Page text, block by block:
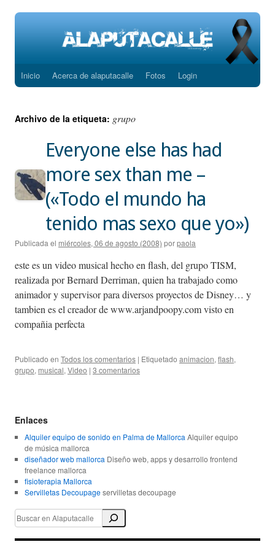
Saltar
contenido
Inicio Acerca de alaputacalle Fotos Login
Archivo de la etiqueta: grupo
Everyone else has had
more sex than me –
(«Todo el mundo ha
tenido mas sexo que yo»)
Publicada el miércoles, 06 de agosto (2008) porpaola
este es un video musical hecho en flash, del grupo TISM,
realizada por Bernard Derriman, quien ha trabajado como
animador y supervisor para diversos proyectos de Disney… y
tambien es el creador de www.arjandpoopy.com visto en
compañia perfecta
Publicado en Todos los comentarios | Etiquetado animacion, flash,
grupo, musical, Video | 3 comentarios
Enlaces
Alquiler equipo de sonido en Palma de Mallorca Alquiler equipo
de música mallorca
diseñador web mallorca Diseño web, apps y desarrollo frontend
freelance mallorca
fisioterapia Mallorca
Servilletas Decoupageservilletas decoupage